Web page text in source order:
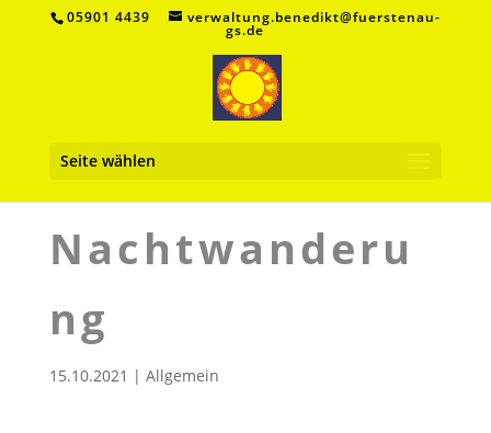
05901 4439 verwaltung.benedikt@fuerstenau-
gs.de
Seite wählen
Nachtwanderu
ng
15.10.2021 | Allgemein